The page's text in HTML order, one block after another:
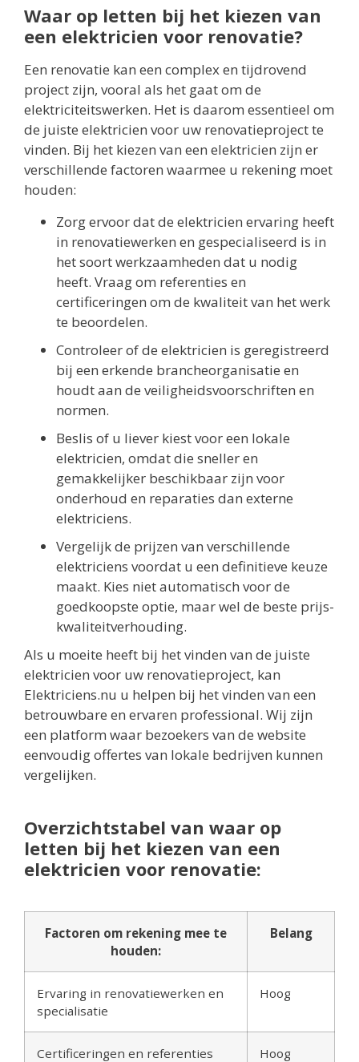
Waar op letten bij het kiezen van
een elektricien voor renovatie?
Een renovatie kan een complex en tijdrovend
project zijn, vooral als het gaat om de
elektriciteitswerken. Het is daarom essentieel om
de juiste elektricien voor uw renovatieproject te
vinden. Bij het kiezen van een elektricien zijn er
verschillende factoren waarmee u rekening moet
houden:
Zorg ervoor dat de elektricien ervaring heeft
in renovatiewerken en gespecialiseerd is in
het soort werkzaamheden dat u nodig
heeft. Vraag om referenties en
certificeringen om de kwaliteit van het werk
te beoordelen.
Controleer of de elektricien is geregistreerd
bij een erkende brancheorganisatie en
houdt aan de veiligheidsvoorschriften en
normen.
Beslis of u liever kiest voor een lokale
elektricien, omdat die sneller en
gemakkelijker beschikbaar zijn voor
onderhoud en reparaties dan externe
elektriciens.
Vergelijk de prijzen van verschillende
elektriciens voordat u een definitieve keuze
maakt. Kies niet automatisch voor de
goedkoopste optie, maar wel de beste prijs-
kwaliteitverhouding.
Als u moeite heeft bij het vinden van de juiste
elektricien voor uw renovatieproject, kan
Elektriciens.nu u helpen bij het vinden van een
betrouwbare en ervaren professional. Wij zijn
een platform waar bezoekers van de website
eenvoudig offertes van lokale bedrijven kunnen
vergelijken.
Overzichtstabel van waar op
letten bij het kiezen van een
elektricien voor renovatie:
Factoren om rekening mee te
houden:
Belang
Ervaring in renovatiewerken en
specialisatie
Hoog
Certificeringen en referenties Hoog